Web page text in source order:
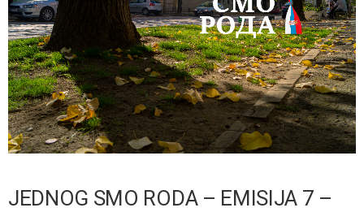
JEDNOG SMO RODA – EMISIJA 7 –